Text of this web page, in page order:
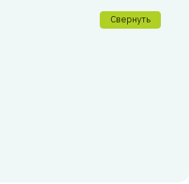
Свернуть